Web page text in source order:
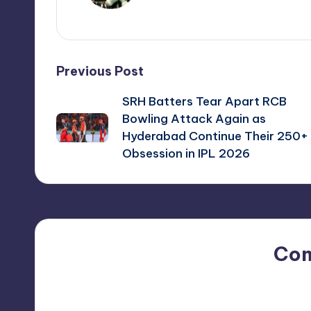
Post
navigation
Previous Post
SRH Batters Tear Apart RCB
Bowling Attack Again as
Hyderabad Continue Their 250+
Obsession in IPL 2026